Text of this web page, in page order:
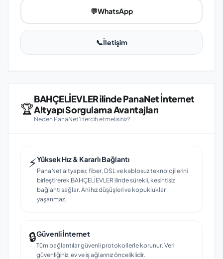
💬WhatsApp
📞İletişim
🏆
BAHÇELİEVLER ilinde PanaNet İnternet
Altyapı Sorgulama Avantajları
Neden PanaNet'i tercih etmelisiniz?
⚡Yüksek Hız & Kararlı Bağlantı
PanaNet altyapısı; fiber, DSL ve kablosuz teknolojilerini
birleştirerek BAHÇELİEVLER ilinde sürekli, kesintisiz
bağlantı sağlar. Ani hız düşüşleri ve kopukluklar
yaşanmaz.
🔒Güvenli İnternet
Tüm bağlantılar güvenli protokollerle korunur. Veri
güvenliğiniz, ev ve iş ağlarınız önceliklidir.